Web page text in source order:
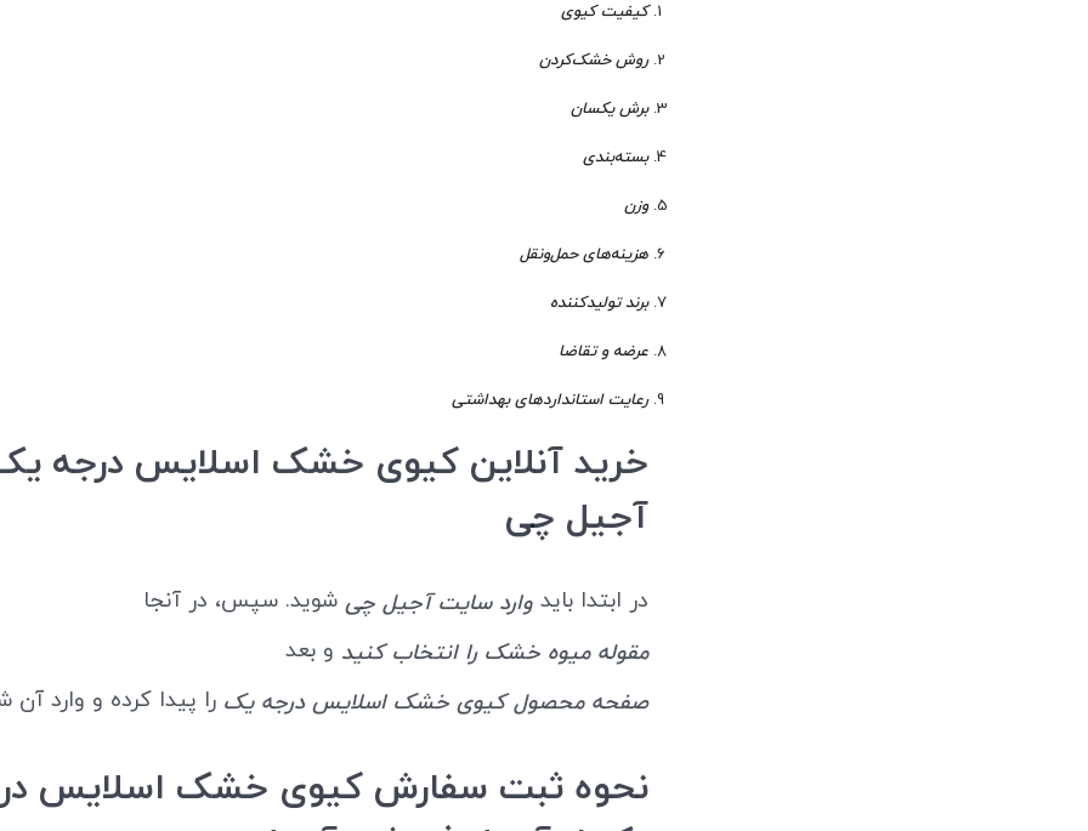
کیفیت کیوی
روش خشک‌کردن
برش یکسان
بسته‌بندی
وزن
هزینه‌های حمل‌ونقل
برند تولیدکننده
عرضه و تقاضا
رعایت استانداردهای بهداشتی
خرید آنلاین کیوی خشک اسلایس درجه
آجیل چی
در ابتدا باید وارد سایت آجیل چی شوید. سپس، در آنجا
مقوله میوه خشک را انتخاب کنید و بعد
صفحه محصول کیوی خشک اسلایس درجه یک را پیدا کرده و وارد آن
نحوه ثبت سفارش کیوی خشک اسلایس